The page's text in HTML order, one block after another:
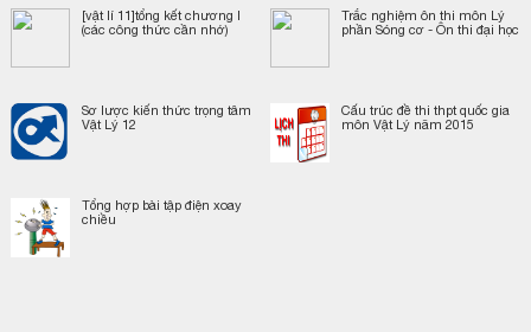
[vật lí 11]tổng kết chương I
(các công thức cần nhớ)
Trắc nghiệm ôn thi môn Lý
phần Sóng cơ - Ôn thi đại học
Sơ lược kiến thức trọng tâm
Vật Lý 12
Cấu trúc đề thi thpt quốc gia
môn Vật Lý năm 2015
Tổng hợp bài tập điện xoay
chiều